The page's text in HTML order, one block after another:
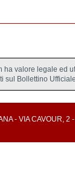
ha valore legale ed
sul Bollettino
- VIA CAVOUR,